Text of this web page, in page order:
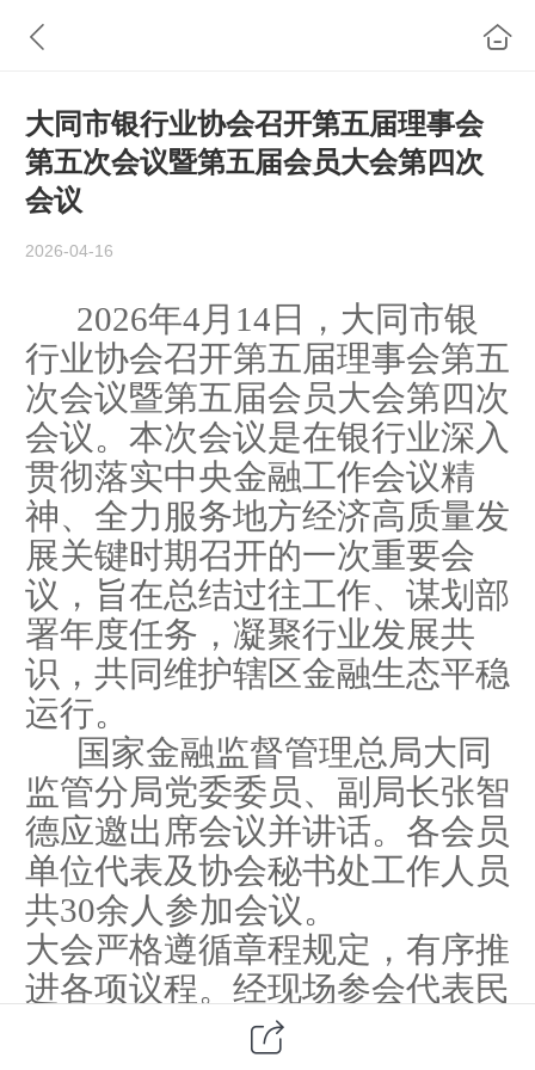
大同市银行业协会召开第五届理事会
第五次会议暨第五届会员大会第四次
会议
2026-04-16
2026年4月14日
，大同市银
行业协会召开第五届理事会第五
次会议暨第五届会员大会第四次
会议。本次会议是在银行业深入
贯彻落实中央金融工作会议精
神、全力服务地方经济高质量发
展关键时期召开的一次重要会
议，旨在总结过往工作、 谋划 部
署年度任务，凝聚行业发展共
识，共同维护辖区金融生态平稳
运行。
国家金融监督管理总局大同
监管分局党委委员、副局长张智
德应邀出席会议并讲话。各会员
单位代表及协会秘书处工作人员
共30余人参加会议。
大会严格遵循章程规定，有序推
进各项议程。经现场参会代表民
主表决，依次审议并全票通过了